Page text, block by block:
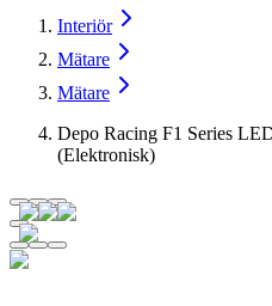
Interiör
Mätare
Mätare
Depo Racing F1 Series
(Elektronisk)